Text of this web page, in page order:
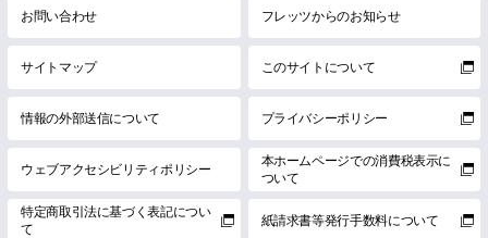
お問い合わせ フレッツからのお知らせ
サイトマップ このサイトについて
情報の外部送信について プライバシーポリシー
ウェブアクセシビリティポリシー
本ホームページでの消費税表示に
ついて
特定商取引法に基づく表記につい
て
紙請求書等発行手数料について